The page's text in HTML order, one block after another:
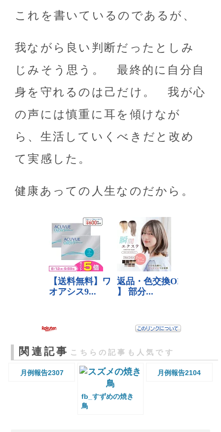
これを書いているのであるが、
我ながら良い判断だったとしみ
じみそう思う。 最終的に自分自
身を守れるのは己だけ。 我が心
の声には慎重に耳を傾けなが
ら、生活していくべきだと改め
て実感した。
健康あっての人生なのだから。
関連記事 こちらの記事も人気です
月例報告2307
fb_すずめの焼き
鳥
月例報告2104